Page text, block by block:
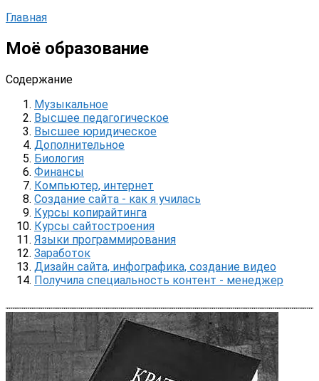
Главная
Моё образование
Содержание
Музыкальное
Высшее педагогическое
Высшее юридическое
Дополнительное
Биология
Финансы
Компьютер, интернет
Создание сайта - как я училась
Курсы копирайтинга
Курсы сайтостроения
Языки программирования
Заработок
Дизайн сайта, инфографика, создание видео
Получила специальность контент - менеджер